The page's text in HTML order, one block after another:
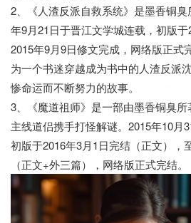
2、《人渣反派自救系统》是墨香铜
年9月21日于晋江文学城连载，初版
2015年9月9日修文完成，网络版正式
为一个书迷穿越成为书中的人渣反派
惨命运而不断努力的故事。
3、《魔道祖师》是一部由墨香铜臭所
主线道侣携手打怪解谜。2015年10月
初版于2016年3月1日完结（正文），
（正文+外三篇），网络版正式完结。